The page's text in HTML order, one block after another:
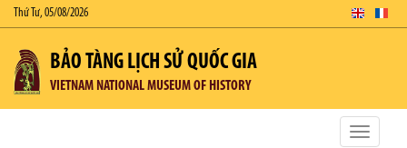
Thứ Tư, 05/08/2026
BẢO TÀNG LỊCH SỬ QUỐC GIA
VIETNAM NATIONAL MUSEUM OF HISTORY
Toggle